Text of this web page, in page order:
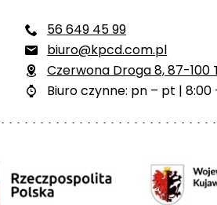
 56 649 45 99
 biuro@kpcd.com.pl
 Czerwona Droga 8, 87-100
 Biuro czynne: pn – pt | 8:00